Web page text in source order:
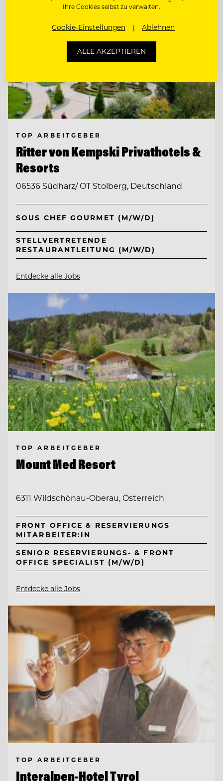
TOP ARBEITGEBER
Ritter von Kempski Privathotels &
Resorts
06536 Südharz/ OT Stolberg, Deutschland
SOUS CHEF GOURMET (M/W/D)
STELLVERTRETENDE
RESTAURANTLEITUNG (M/W/D)
Entdecke alle Jobs
TOP ARBEITGEBER
Mount Med Resort
6311 Wildschönau-Oberau, Österreich
FRONT OFFICE & RESERVIERUNGS
MITARBEITER:IN
SENIOR RESERVIERUNGS- & FRONT
OFFICE SPECIALIST (M/W/D)
Entdecke alle Jobs
TOP ARBEITGEBER
Interalpen-Hotel Tyrol
Ihre Cookies selbst zu verwalten.
Cookie-Einstellungen Ablehnen
ALLE AKZEPTIEREN